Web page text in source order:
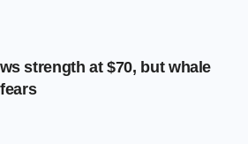
strength at $70, but whale